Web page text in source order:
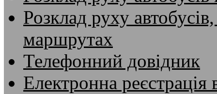
Розклад руху
маршрутах
Телефонний довідник
Електронна реєстрація